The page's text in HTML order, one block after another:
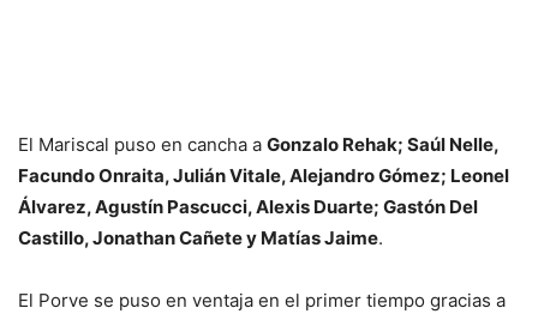
El Mariscal puso en cancha a Gonzalo Rehak; Saúl Nelle,
Facundo Onraita, Julián Vitale, Alejandro Gómez; Leonel
Álvarez, Agustín Pascucci, Alexis Duarte; Gastón Del
Castillo, Jonathan Cañete y Matías Jaime.
El Porve se puso en ventaja en el primer tiempo gracias a